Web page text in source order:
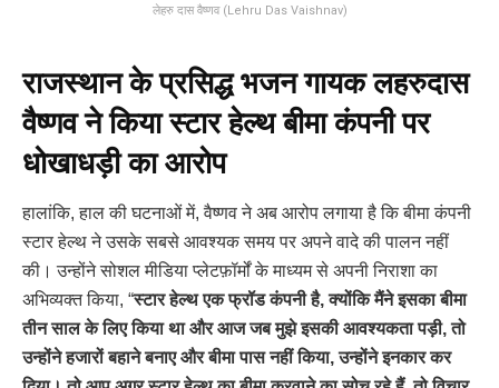
लेहरु दास वैष्णव (Lehru Das Vaishnav)
राजस्थान के प्रसिद्ध भजन गायक लहरुदास
वैष्णव ने किया स्टार हेल्थ बीमा कंपनी पर
धोखाधड़ी का आरोप
हालांकि, हाल की घटनाओं में, वैष्णव ने अब आरोप लगाया है कि बीमा कंपनी
स्टार हेल्थ ने उसके सबसे आवश्यक समय पर अपने वादे की पालन नहीं
की। उन्होंने सोशल मीडिया प्लेटफ़ॉर्मों के माध्यम से अपनी निराशा का
अभिव्यक्त किया, “स्टार हेल्थ एक फ्रॉड कंपनी है, क्योंकि मैंने इसका बीमा
तीन साल के लिए किया था और आज जब मुझे इसकी आवश्यकता पड़ी, तो
उन्होंने हजारों बहाने बनाए और बीमा पास नहीं किया, उन्होंने इनकार कर